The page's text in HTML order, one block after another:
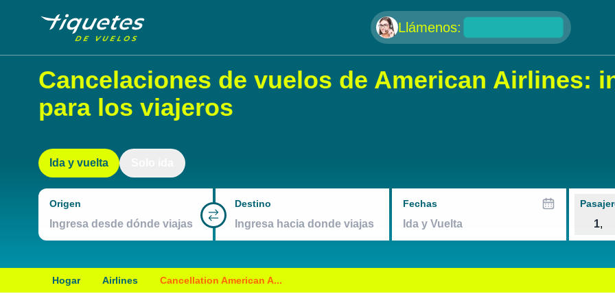
Llámenos:
Cancelaciones de vuelos de American Airlines:
para los viajeros
Ida y vuelta
Origen Destino Fechas
1,
Hogar Airlines Cancellation American A...